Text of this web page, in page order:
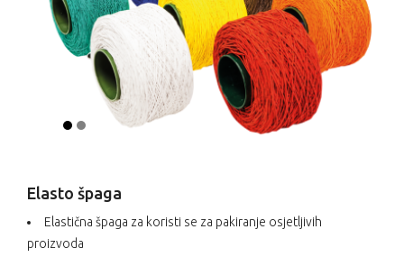
1
Elasto špaga
Elastična špaga za koristi se za pakiranje osjetljivih
proizvoda